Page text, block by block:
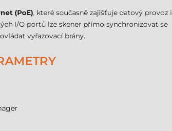
(PoE), které současně zajišťuje datový provoz i
I/O portů lze skener přímo synchronizovat se
vyřazovací brány.